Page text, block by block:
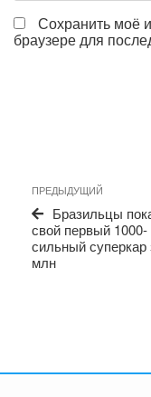
Сохранить моё
браузере для
по
записям
Предыдущая
запись
ПРЕДЫДУЩИЙ
Бразильцы
свой первый 1000-
сильный суперкар
млн